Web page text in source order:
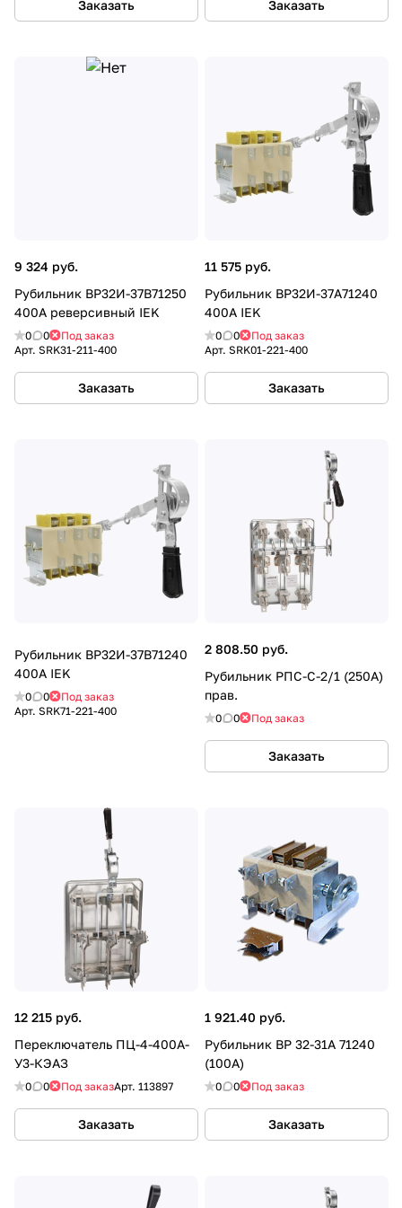
Заказать Заказать
9 324 руб.
Рубильник ВР32И-37В71250
400А реверсивный IEK
0 0
Под заказ
Арт. SRK31-211-400
Заказать
11 575 руб.
Рубильник ВР32И-37А71240
400А IEK
0 0
Под заказ
Арт. SRK01-221-400
Заказать
Рубильник ВР32И-37В71240
400А IEK
0 0
Под заказ
Арт. SRK71-221-400
2 808.50 руб.
Рубильник РПС-С-2/1 (250А)
прав.
0 0 Под заказ
Заказать
12 215 руб.
Переключатель ПЦ-4-400А-
У3-КЭАЗ
0 0 Под заказАрт. 113897
Заказать
1 921.40 руб.
Рубильник ВР 32-31А 71240
(100А)
0 0 Под заказ
Заказать